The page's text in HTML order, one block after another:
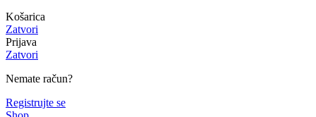
Košarica
Zatvori
Prijava
Zatvori
Nemate račun?
Registrujte se